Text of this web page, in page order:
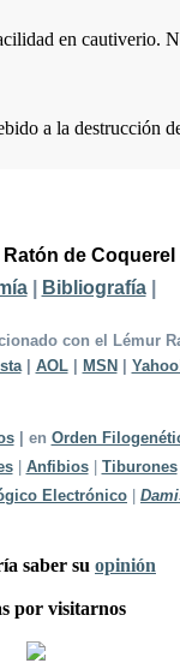
en cautiverio.
a la destrucción
de Coquerel
| Bibliografía|
con el Lémur
| AOL| MSN
| en Orden
| Anfibios| Tiburones|
Electrónico
saber su opinión
por visitarnos